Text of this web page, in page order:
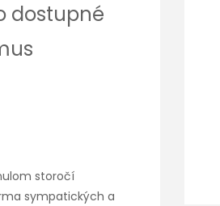
dostupné
storočí
sympatických a